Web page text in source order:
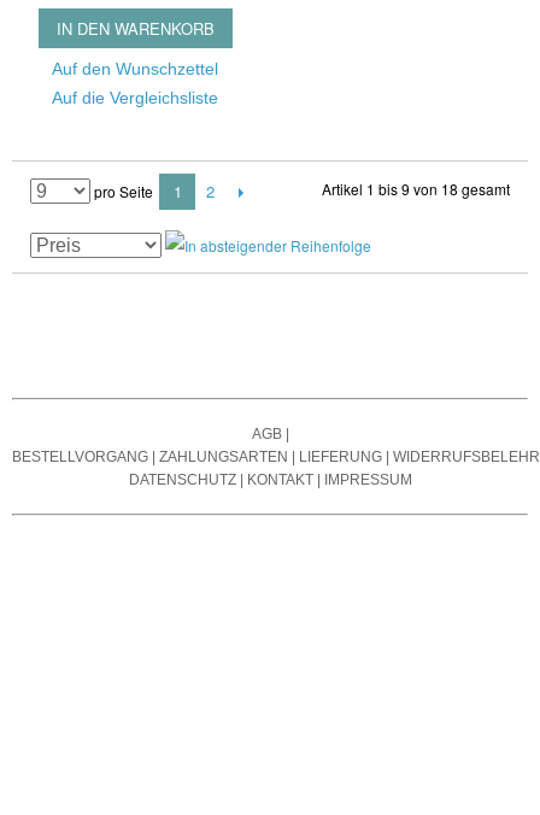
IN DEN WARENKORB
Auf den Wunschzettel
Auf die Vergleichsliste
Artikel 1 bis 9 von 18 gesamt
pro Seite 1 2
AGB|
BESTELLVORGANG
ZAHLUNGSARTEN LIEFERUNG
DATENSCHUTZ| KONTAKT| IMPRESSUM